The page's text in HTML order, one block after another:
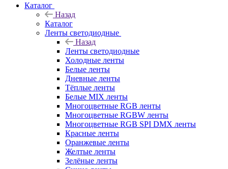
Каталог
Назад
Каталог
Ленты светодиодные
Назад
Ленты светодиодные
Холодные ленты
Белые ленты
Дневные ленты
Тёплые ленты
Белые MIX ленты
Многоцветные RGB ленты
Многоцветные RGBW ленты
Многоцветные RGB SPI DMX ленты
Красные ленты
Оранжевые ленты
Желтые ленты
Зелёные ленты